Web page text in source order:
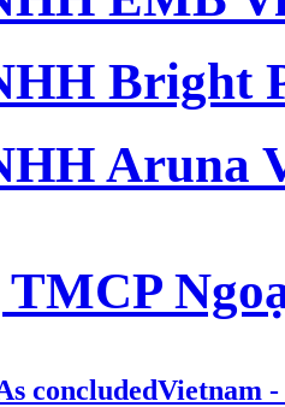
Bright
Aruna
TMCP
concludedVietnam